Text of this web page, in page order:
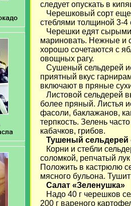
следует опускать в
Черешковый сорт еще
стеблями толщиной 3-4
Черешки едят сырыми
мариновать. Нежные и
хорошо сочетаются с
овощных рагу.
Сушеный сельдерей
приятный вкус
включают в пряные
Листовой сельдерей
более пряный. Листья
фасоли, баклажанов,
терпкость. Зелень
кабачков, грибов.
Тушеный
Корни и стебли
соломкой, репчатый
Положить в кастрюлю
мясного бульона.
Салат «Зеленушка»
Надо 40 г черешков
200 г вареного